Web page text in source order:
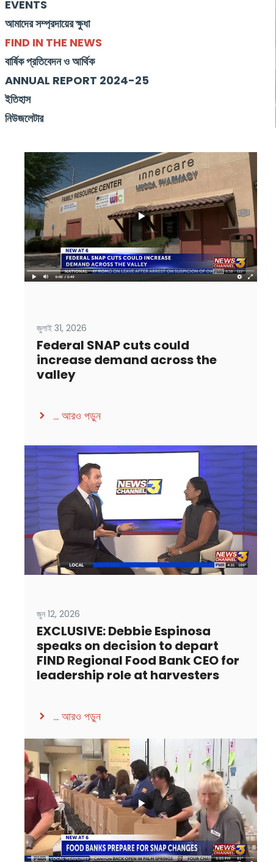
EVENTS
আমাদের সম্প্রদায়ের ক্ষুধা
FIND IN THE NEWS
বার্ষিক প্রতিবেদন ও আর্থিক
ANNUAL REPORT 2024-25
ইতিহাস
নিউজলেটার
জুলাই 31, 2026
Federal SNAP cuts could
increase demand across the
valley
... আরও পড়ুন
জুন 12, 2026
EXCLUSIVE: Debbie Espinosa
speaks on decision to depart
FIND Regional Food Bank CEO for
leadership role at harvesters
... আরও পড়ুন